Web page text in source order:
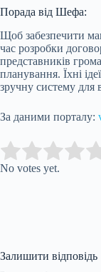
Порада від Шефа:
Щоб забезпечити
час розробки
представників
планування. Їхні
зручну систему для
За даними порталу:
Rate this item:
No votes yet.
Залишити відповідь